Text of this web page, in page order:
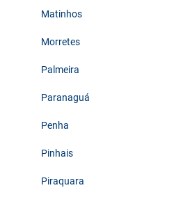
Matinhos
Morretes
Palmeira
Paranaguá
Penha
Pinhais
Piraquara